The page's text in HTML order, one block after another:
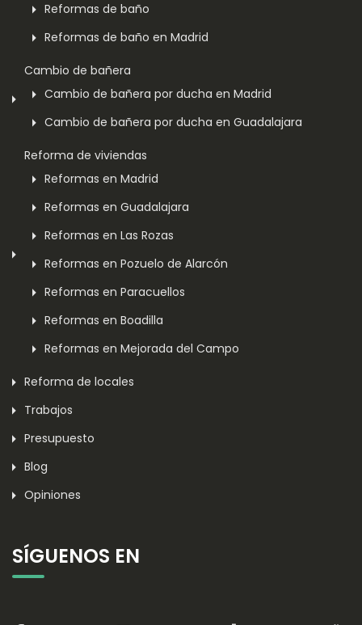
Reformas de baño
Reformas de baño en Madrid
Cambio de bañera
Cambio de bañera por ducha en Madrid
Cambio de bañera por ducha en Guadalajara
Reforma de viviendas
Reformas en Madrid
Reformas en Guadalajara
Reformas en Las Rozas
Reformas en Pozuelo de Alarcón
Reformas en Paracuellos
Reformas en Boadilla
Reformas en Mejorada del Campo
Reforma de locales
Trabajos
Presupuesto
Blog
Opiniones
SÍGUENOS EN